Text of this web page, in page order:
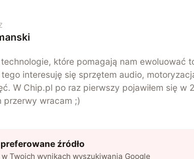
które pomagają nam ewoluować
interesuję się sprzętem audio,
W Chip.pl po raz pierwszy pojawiłem się w
przerwy wracam ;)
źródło
Twoich wynikach wyszukiwania Google